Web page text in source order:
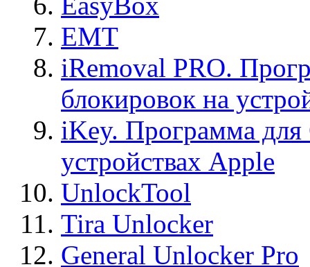
EMT
iRemoval PRO.
блокировок на
iKey. Программа для
устройствах Apple
UnlockTool
Tira Unlocker
General Unlocker Pro